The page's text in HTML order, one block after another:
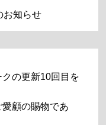
お知らせ
クの更新10回目を
顧の賜物であ